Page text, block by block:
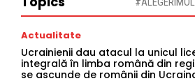
Actualitate
Ucrainienii dau atacul la unicul
integrală în limba română din
se ascunde de românii din